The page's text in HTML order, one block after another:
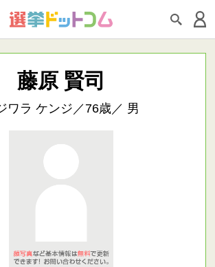
藤原 賢司
ワラ ケンジ／76歳／ 男